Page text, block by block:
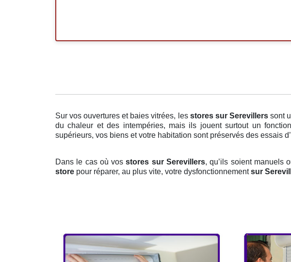
Sur vos ouvertures et baies vitrées, les stores sur Serevillers sont
du chaleur et des intempéries, mais ils jouent surtout un
supérieurs, vos biens et votre habitation sont préservés des essais
Dans le cas où vosstores sur Serevillers, qu’ils soient manuels
store pour réparer, au plus vite, votre dysfonctionnementsur